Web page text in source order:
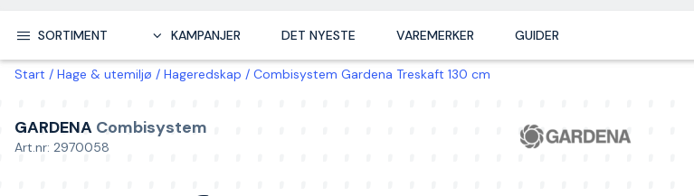
SORTIMENT KAMPANJER DET NYESTE VAREMERKER GUIDER
Start Hage & utemiljø Hageredskap Combisystem Gardena Treskaft 130 cm
GARDENA Combisystem
Art.nr: 2970058